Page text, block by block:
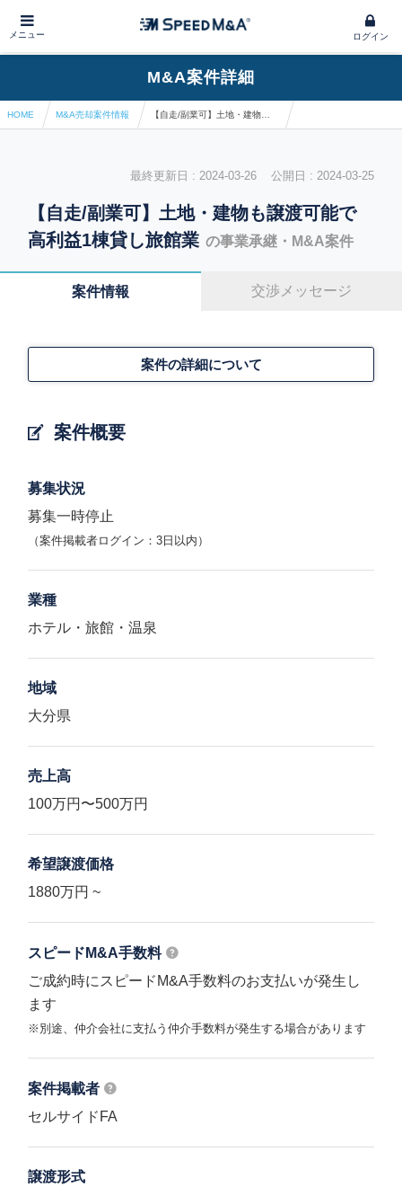
メニュー ログイン
M&A案件詳細
HOME M&A売却案件情報
最終更新日 : 2024-03-26 公開日 : 2024-03-25
【自走/副業可】土地・建物も譲渡可能で
高利益1棟貸し旅館業 の事業承継・M&A案件
案件情報 交渉メッセージ
案件概要
案件の詳細について
募集状況
募集一時停止
（案件掲載者ログイン：3日以内）
業種
ホテル・旅館・温泉
地域
大分県
売上高
100万円〜500万円
希望譲渡価格
1880万円 ~
スピードM&A手数料
ご成約時にスピードM&A手数料のお支払いが発生し
ます
※別途、仲介会社に支払う仲介手数料が発生する場合があります
案件掲載者
セルサイドFA
譲渡形式